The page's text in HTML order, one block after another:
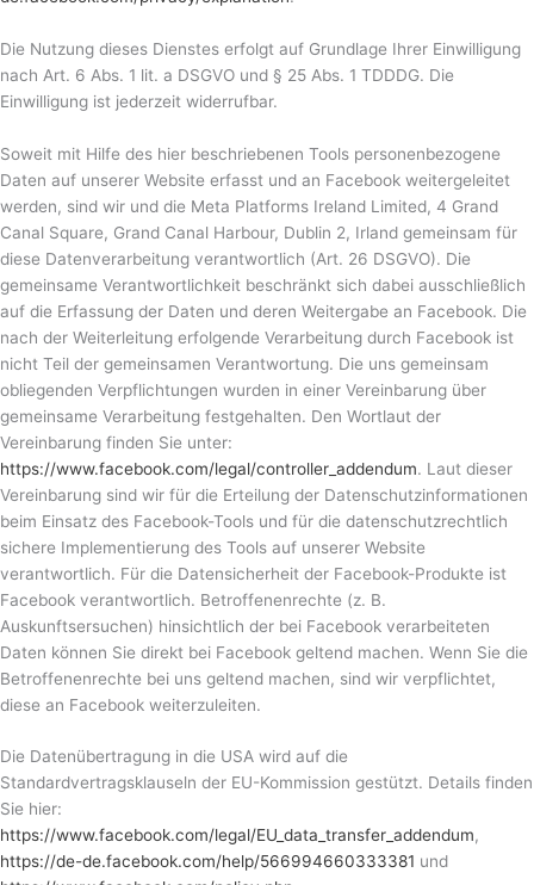
Die Nutzung dieses Dienstes erfolgt auf Grundlage Ihrer Einwilligung
nach Art. 6 Abs. 1 lit. a DSGVO und § 25 Abs. 1 TDDDG. Die
Einwilligung ist jederzeit widerrufbar.
Soweit mit Hilfe des hier beschriebenen Tools personenbezogene
Daten auf unserer Website erfasst und an Facebook weitergeleitet
werden, sind wir und die Meta Platforms Ireland Limited, 4 Grand
Canal Square, Grand Canal Harbour, Dublin 2, Irland gemeinsam für
diese Datenverarbeitung verantwortlich (Art. 26 DSGVO). Die
gemeinsame Verantwortlichkeit beschränkt sich dabei ausschließlich
auf die Erfassung der Daten und deren Weitergabe an Facebook. Die
nach der Weiterleitung erfolgende Verarbeitung durch Facebook ist
nicht Teil der gemeinsamen Verantwortung. Die uns gemeinsam
obliegenden Verpflichtungen wurden in einer Vereinbarung über
gemeinsame Verarbeitung festgehalten. Den Wortlaut der
Vereinbarung finden Sie unter:
https://www.facebook.com/legal/controller_addendum. Laut dieser
Vereinbarung sind wir für die Erteilung der Datenschutzinformationen
beim Einsatz des Facebook-Tools und für die datenschutzrechtlich
sichere Implementierung des Tools auf unserer Website
verantwortlich. Für die Datensicherheit der Facebook-Produkte ist
Facebook verantwortlich. Betroffenenrechte (z. B.
Auskunftsersuchen) hinsichtlich der bei Facebook verarbeiteten
Daten können Sie direkt bei Facebook geltend machen. Wenn Sie die
Betroffenenrechte bei uns geltend machen, sind wir verpflichtet,
diese an Facebook weiterzuleiten.
Die Datenübertragung in die USA wird auf die
Standardvertragsklauseln der EU-Kommission gestützt. Details finden
Sie hier:
https://www.facebook.com/legal/EU_data_transfer_addendum,
https://de-de.facebook.com/help/566994660333381 und